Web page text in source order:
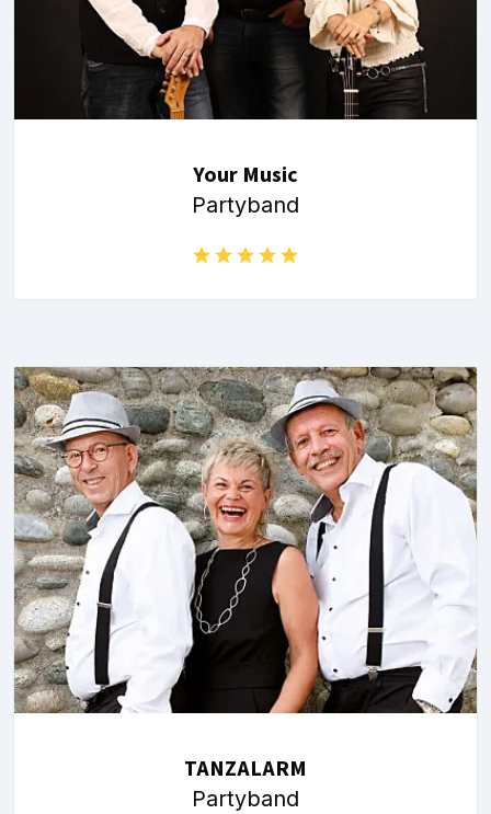
Your Music
Partyband
TANZALARM
Partyband